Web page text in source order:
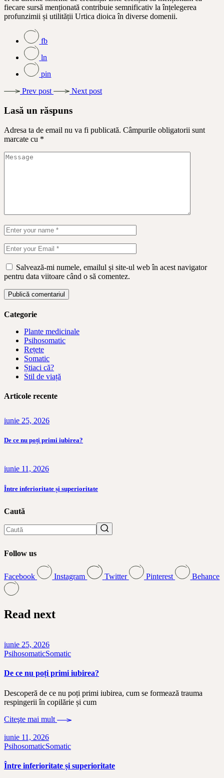
fiecare sursă menționată contribuie semnificativ la înțelegerea
profunzimii și utilității Urtica dioica în diverse domenii.
fb
ln
pin
Prev post
Next post
Lasă un răspuns
Adresa ta de email nu va fi publicată. Câmpurile obligatorii sunt
marcate cu *
Salvează-mi numele, emailul și site-ul web în acest navigator
pentru data viitoare când o să comentez.
Publică comentariul
Categorie
Plante medicinale
Psihosomatic
Rețete
Somatic
Știaci că?
Stil de viață
Articole recente
iunie 25, 2026
De ce nu poți primi iubirea?
iunie 11, 2026
Între inferioritate și superioritate
Caută
Search
Follow us
Facebook Instagram Twitter Pinterest Behance
Read next
iunie 25, 2026
PsihosomaticSomatic
De ce nu poți primi iubirea?
Descoperă de ce nu poți primi iubirea, cum se formează trauma
respingerii în copilărie și cum
Citeşte mai mult
iunie 11, 2026
PsihosomaticSomatic
Între inferioritate și superioritate